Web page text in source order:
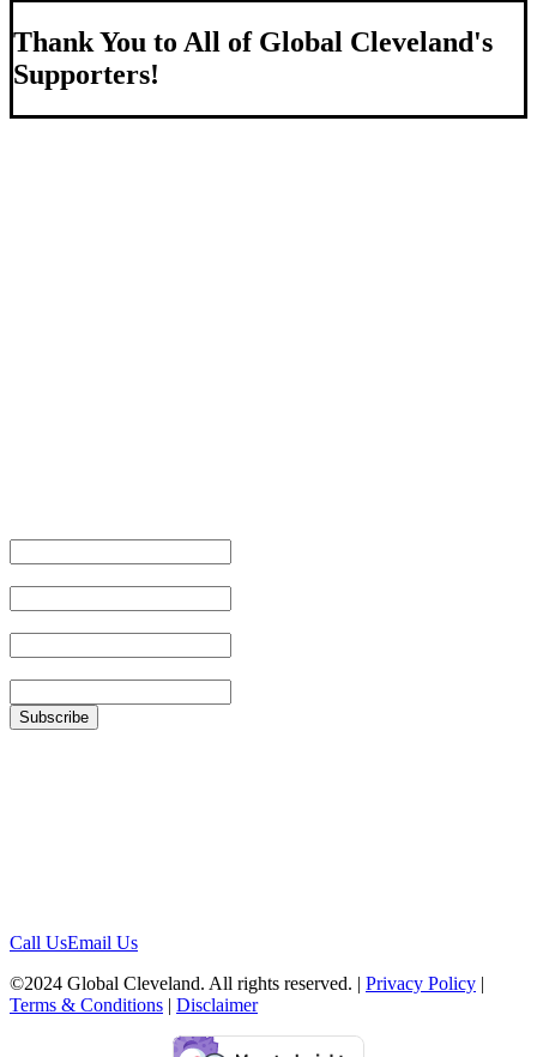
Thank You to All of Global Cleveland's
Supporters!
Call UsEmail Us
©2024 Global Cleveland. All rights reserved. | Privacy Policy |
Terms & Conditions | Disclaimer